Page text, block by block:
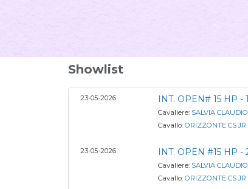
Showlist
23-05-2026 INT. OPEN# 15 HP -
Cavaliere: SALVIA
Cavallo:ORIZZONTE CS JR
23-05-2026 INT. OPEN #15 HP -
Cavaliere: SALVIA
Cavallo:ORIZZONTE CS JR